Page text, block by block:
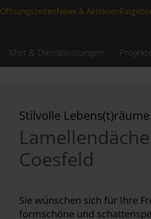
ÖffnungszeitenNews & Aktionen
Miet & Dienstleistungen
Stilvolle Lebens(t)räume
Coesfeld
Sie wünschen sich für Ihre
formschöne und